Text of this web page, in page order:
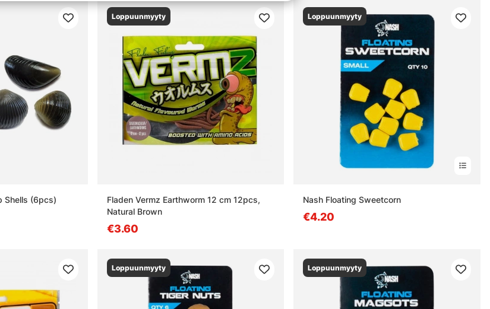
Shells (6pcs)
Loppuunmyyty
Fladen Vermz Earthworm 12 cm 12pcs,
Natural Brown
€3.60
Loppuunmyyty
Nash Floating Sweetcorn
€4.20
Loppuunmyyty Loppuunmyyty